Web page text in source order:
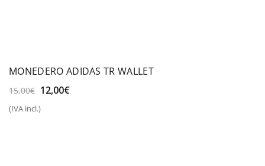
MONEDERO ADIDAS TR WALLET
15,00€ El
original
12,00€El
(IVA incl.)